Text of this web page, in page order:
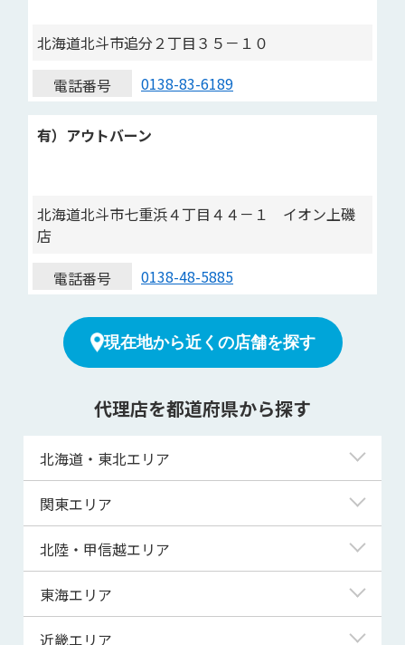
北海道北斗市追分２丁目３５－１０
電話番号
0138-83-6189
有）アウトバーン
北海道北斗市七重浜４丁目４４－１ イオン上磯
店
電話番号
0138-48-5885
現在地から近くの店舗を探す
代理店を都道府県から探す
北海道・東北エリア
北海道
青森県
宮城県
関東エリア
東京都
神奈川県
埼玉県
北陸・甲信越エリア
新潟県
富山県
東海エリア
岐阜県
近畿エリア